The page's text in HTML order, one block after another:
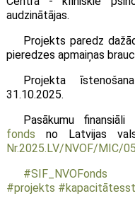
audzinātājas.
Projekts paredz
pieredzes apmaiņas
Projekta
31.10.2025.
Pasākumu
fonds no Latvijas
Nr.2025.LV/NVOF/MIC/
#SIF_NVOFonds
#projekts